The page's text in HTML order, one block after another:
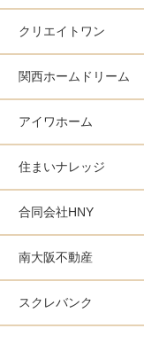
クリエイトワン
関西ホームドリーム
アイワホーム
住まいナレッジ
合同会社HNY
南大阪不動産
スクレバンク